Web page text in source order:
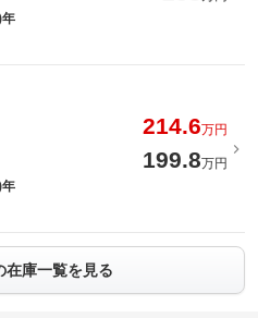
214.6万円
199.8万円
在庫一覧を見る